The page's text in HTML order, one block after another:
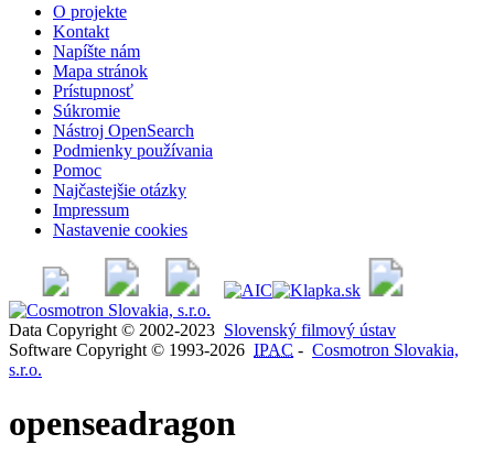
O projekte
Kontakt
Napíšte nám
Mapa stránok
Prístupnosť
Súkromie
Nástroj OpenSearch
Podmienky používania
Pomoc
Najčastejšie otázky
Impressum
Nastavenie cookies
Data Copyright © 2002-2023 Slovenský filmový ústav
Software Copyright © 1993-2026 IPAC - Cosmotron Slovakia,
s.r.o.
openseadragon